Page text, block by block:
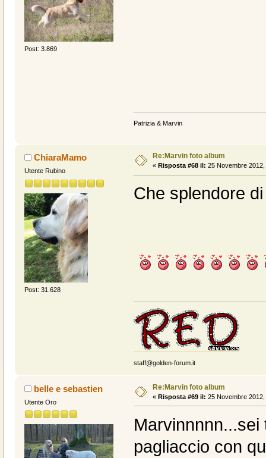
Post: 3.869
Patrizia & Marvin
ChiaraMamo
Utente Rubino
Post: 31.628
Re:Marvin foto album
« Risposta #68 il: 25 Novembre
Che splendore
staff@golden-forum.it
belle e sebastien
Utente Oro
Re:Marvin foto album
« Risposta #69 il: 25 Novembre
pagliaccio con